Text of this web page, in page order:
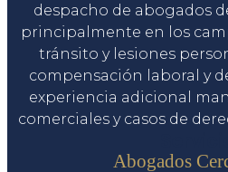
despacho de abogados
principalmente en los
tránsito y lesiones
compensación laboral y
experiencia adicional
comerciales y casos de
Abogados